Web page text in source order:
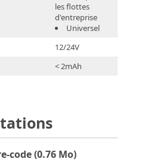
les flottes
d'entreprise
Universel
12/24V
< 2mAh
code (0.76 Mo)